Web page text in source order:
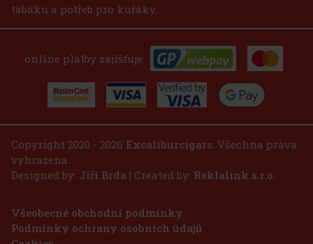
tabáku a potřeb pro kuřáky.
online platby zajišťuje:
Copyright 2020 - 2026 Excaliburcigars. Všechna práva
vyhrazena.
Designed by: Jiří Brda | Created by: Reklalink s.r.o.
Všeobecné obchodní podmínky
Podmínky ochrany osobních údajů